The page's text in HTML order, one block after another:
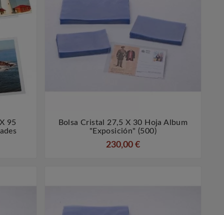
95
 
Bolsa Cristal 27,5 X 30 Hoja Album
"Exposición" (500)
230,00 €